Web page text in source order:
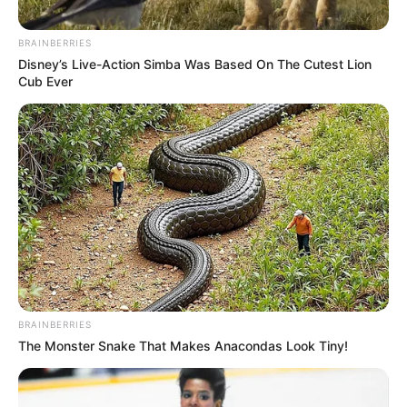
BRAINBERRIES
Disney’s Live-Action Simba Was Based On The Cutest Lion
Cub Ever
BRAINBERRIES
The Monster Snake That Makes Anacondas Look Tiny!